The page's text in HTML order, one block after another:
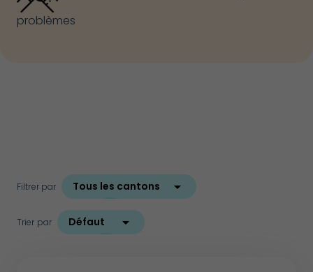
problèmes
Filtrer par
Trier par